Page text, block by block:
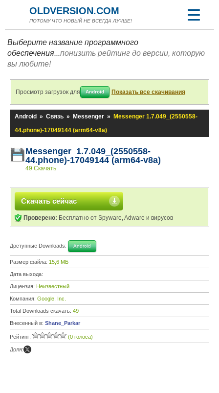
OLDVERSION.COM
ПОТОМУ ЧТО НОВЫЙ НЕ ВСЕГДА ЛУЧШЕ!
Выберите название программного
обеспечения...понизить рейтинг до версии, которую
вы любите!
Просмотр загрузок для Android Показать все скачивания
Android » Связь » Messenger »
Messenger 1.7.049_(2550558-
44.phone)-17049144 (arm64-v8a)
Messenger 1.7.049_(2550558-
44.phone)-17049144 (arm64-v8a)
49 Скачать
Скачать сейчас
Проверено: Бесплатно от Spyware, Adware и вирусов
Доступные Downloads: Android
Размер файла: 15,6 МБ
Дата выхода:
Лицензия: Неизвестный
Компания: Google, Inc.
Total Downloads скачать: 49
Внесенный в: Shane_Parkar
Рейтинг: (0 голоса)
Доля: